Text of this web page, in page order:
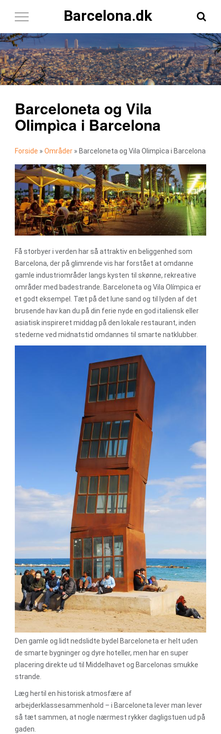
Barcelona.dk
Toggle
Barceloneta og Vila
Olimpìca i Barcelona
Forside » Områder » Barceloneta og Vila Olimpìca i Barcelona
Få storbyer i verden har så attraktiv en beliggenhed som
Barcelona, der på glimrende vis har forstået at omdanne
gamle industriområder langs kysten til skønne, rekreative
områder med badestrande. Barceloneta og Vila Olímpica er
et godt eksempel. Tæt på det lune sand og til lyden af det
brusende hav kan du på din ferie nyde en god italiensk eller
asiatisk inspireret middag på den lokale restaurant, inden
stederne ved midnatstid omdannes til smarte natklubber.
Den gamle og lidt nedslidte bydel Barceloneta er helt uden
de smarte bygninger og dyre hoteller, men har en super
placering direkte ud til Middelhavet og Barcelonas smukke
strande.
Læg hertil en historisk atmosfære af
arbejderklassesammenhold – i Barceloneta lever man lever
så tæt sammen, at nogle nærmest rykker dagligstuen ud på
gaden.